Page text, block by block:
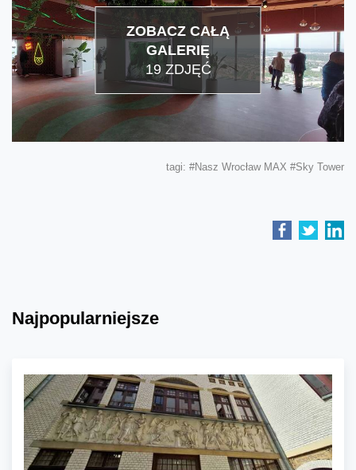
ZOBACZ CAŁĄ
GALERIĘ
19 ZDJĘĆ
tagi: #Nasz Wrocław MAX #Sky Tower
Najpopularniejsze